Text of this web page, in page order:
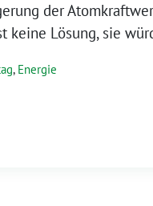
der
keine Lösung, sie
, Energie